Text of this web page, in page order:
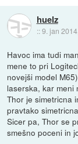
huelz
::9. jan
Havoc ima tudi
mene to pri
novejši model
laserska, kar meni
Thor je simetricna
pravtako
Sicer pa, Thor se
smešno poceni in